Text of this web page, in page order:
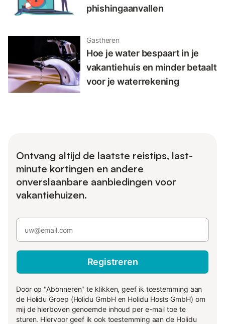
phishingaanvallen
Gastheren
Hoe je water bespaart in je
vakantiehuis en minder betaalt
voor je waterrekening
Ontvang altijd de laatste reistips, last-
minute kortingen en andere
onverslaanbare aanbiedingen voor
vakantiehuizen.
Registreren
Door op "Abonneren" te klikken, geef ik toestemming aan
de Holidu Groep (Holidu GmbH en Holidu Hosts GmbH) om
mij de hierboven genoemde inhoud per e-mail toe te
sturen. Hiervoor geef ik ook toestemming aan de Holidu